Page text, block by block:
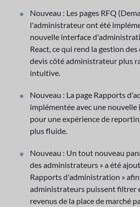
Nouveau : Les pages RFQ
l'administrateur ont été
nouvelle interface
React, ce qui rend la gestion
devis côté administrateur plus
intuitive.
Nouveau : La page Rapports
implémentée avec une nouvelle
pour une expérience de
plus fluide.
Nouveau : Un tout nouveau
des administrateurs » a été
Rapports d'administration »
administrateurs puissent filtrer
revenus de la place de marché